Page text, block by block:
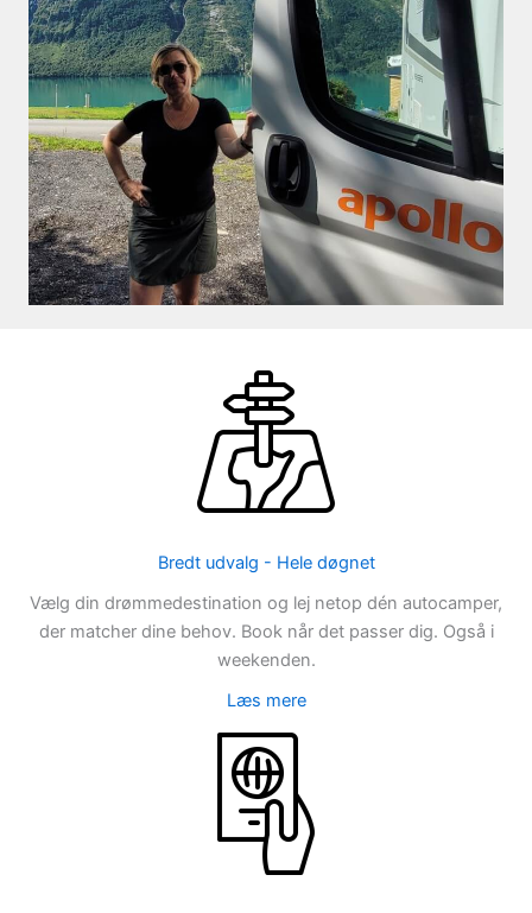
Bredt udvalg - Hele døgnet
Vælg din drømmedestination og lej netop dén autocamper,
der matcher dine behov. Book når det passer dig. Også i
weekenden.
Læs mere